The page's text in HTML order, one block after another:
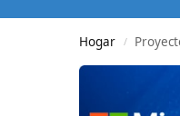
Hogar /